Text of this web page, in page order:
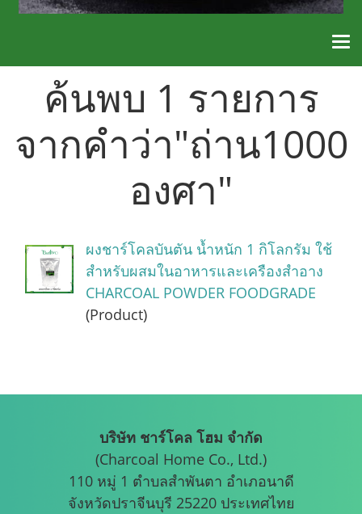
ค้นพบ 1 รายการ
จากคำว่า"ถ่าน1000
องศา"
ผงชาร์โคลบันตัน น้ำหนัก 1 กิโลกรัม ใช้
สำหรับผสมในอาหารและเครืองสำอาง
CHARCOAL POWDER FOODGRADE
(Product)
บริษัท ชาร์โคล โฮม จำกัด
(Charcoal Home Co., Ltd.)
110 หมู่ 1 ตำบลสำพันตา อำเภอนาดี
จังหวัดปราจีนบุรี 25220 ประเทศไทย